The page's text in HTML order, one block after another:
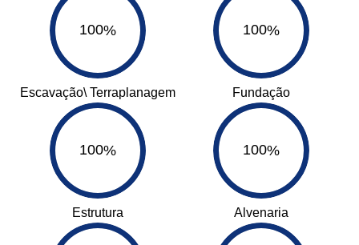
100%
Escavação\ Terraplanagem
100%
Fundação
100%
Estrutura
100%
Alvenaria